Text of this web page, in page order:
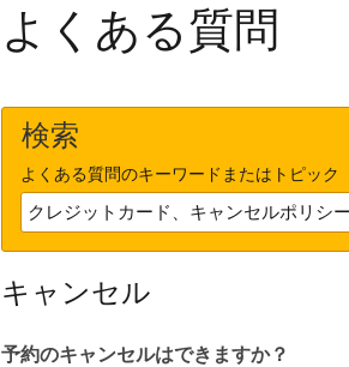
よくある質問
検索
よくある質問のキーワードまたはトピック
キャンセル
予約のキャンセルはできますか？